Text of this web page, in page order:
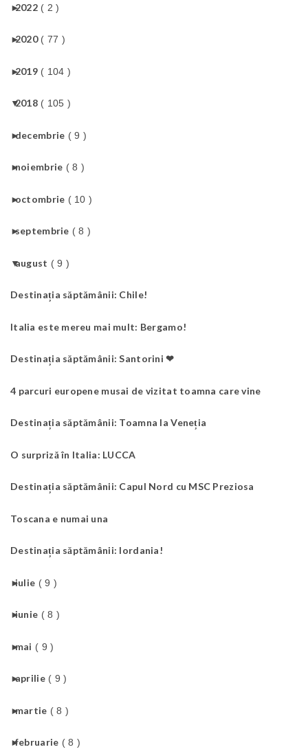
►
2022 ( 2 )
►
2020 ( 77 )
►
2019 ( 104 )
▼
2018 ( 105 )
►
decembrie ( 9 )
►
noiembrie ( 8 )
►
octombrie ( 10 )
►
septembrie ( 8 )
▼
august ( 9 )
Destinația săptămânii: Chile!
Italia este mereu mai mult: Bergamo!
Destinația săptămânii: Santorini ❤
4 parcuri europene musai de vizitat toamna care vine
Destinația săptămânii: Toamna la Veneția
O surpriză în Italia: LUCCA
Destinația săptămânii: Capul Nord cu MSC Preziosa
Toscana e numai una
Destinația săptămânii: Iordania!
►
iulie ( 9 )
►
iunie ( 8 )
►
mai ( 9 )
►
aprilie ( 9 )
►
martie ( 8 )
►
februarie ( 8 )